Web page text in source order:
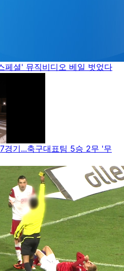
페셜' 뮤직비디오 베일 벗었다
경기...축구대표팀 5승 2무 '무